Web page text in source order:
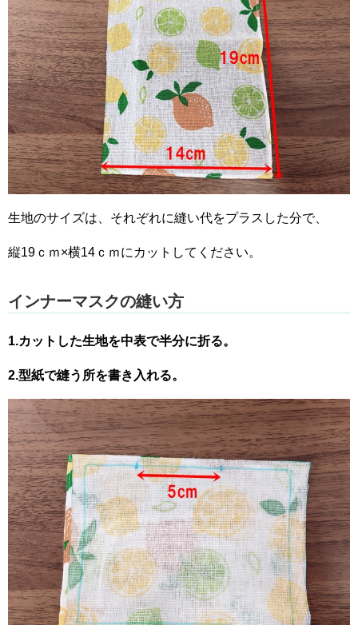
生地のサイズは、それぞれに縫い代をプラスした分で、
縦19ｃｍ×横14ｃｍにカットしてください。
インナーマスクの縫い方
1.カットした生地を中表で半分に折る。
2.型紙で縫う所を書き入れる。